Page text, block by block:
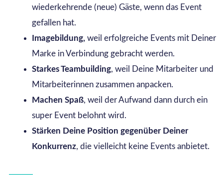
wiederkehrende (neue) Gäste, wenn das Event
gefallen hat.
Imagebildung, weil erfolgreiche Events mit Deiner
Marke in Verbindung gebracht werden.
Starkes Teambuilding, weil Deine Mitarbeiter und
Mitarbeiterinnen zusammen anpacken.
Machen Spaß, weil der Aufwand dann durch ein
super Event belohnt wird.
Stärken Deine Position gegenüber Deiner
Konkurrenz, die vielleicht keine Events anbietet.